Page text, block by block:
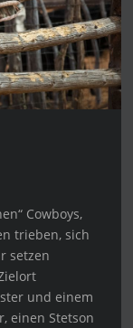
Cowboys,
trieben, sich
setzen
und einem
einen Stetson